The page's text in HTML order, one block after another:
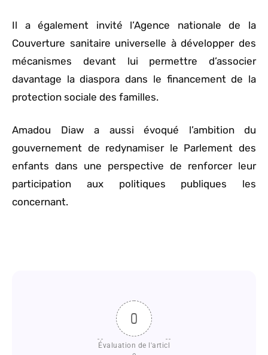
Il a également invité l’Agence nationale de la
Couverture sanitaire universelle à développer des
mécanismes devant lui permettre d’associer
davantage la diaspora dans le financement de la
protection sociale des familles.
Amadou Diaw a aussi évoqué l’ambition du
gouvernement de redynamiser le Parlement des
enfants dans une perspective de renforcer leur
participation aux politiques publiques les
concernant.
0
Évaluation de l'articl